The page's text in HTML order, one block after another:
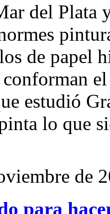
del Plata
de papel
estudió
lo que
de
para